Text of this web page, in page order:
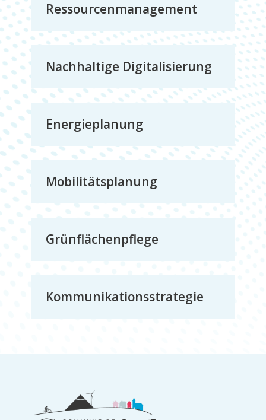
Ressourcenmanagement
Nachhaltige Digitalisierung
Energieplanung
Mobilitätsplanung
Grünflächenpflege
Kommunikationsstrategie
Informationen